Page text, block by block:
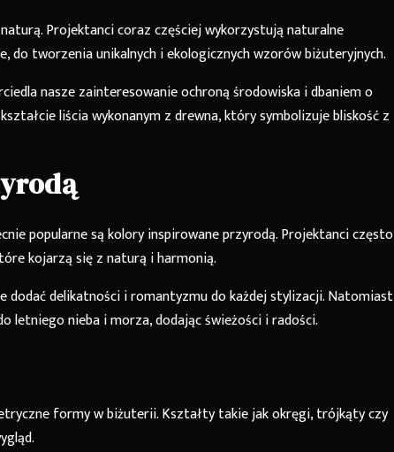
Projektanci coraz częściej wykorzystują naturalne
do tworzenia unikalnych i ekologicznych wzorów biżuteryjnych.
nasze zainteresowanie ochroną środowiska i dbaniem o
liścia wykonanym z drewna, który symbolizuje bliskość z
popularne są kolory inspirowane przyrodą. Projektanci często
kojarzą się z naturą i harmonią.
dodać delikatności i romantyzmu do każdej stylizacji. Natomiast
letniego nieba i morza, dodając świeżości i radości.
formy w biżuterii. Kształty takie jak okręgi, trójkąty czy